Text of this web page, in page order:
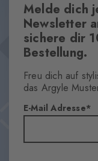
Melde dich
Newsletter
sichere dir
Bestellung.
Freu dich auf
das Argyle
E-Mail Adresse